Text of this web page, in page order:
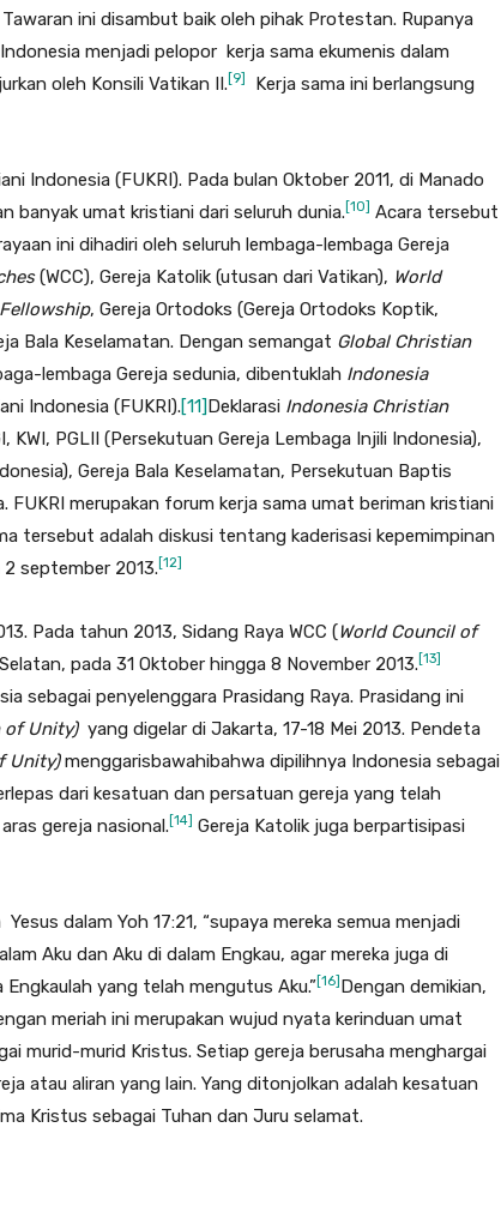
ini disambut baik oleh pihak Protestan. Rupanya
menjadi pelopor kerja sama ekumenis dalam
oleh Konsili Vatikan II. [9]
Kerja sama ini berlangsung
Indonesia (FUKRI). Pada bulan Oktober 2011, di Manado
banyak umat kristiani dari seluruh dunia. [10] Acara tersebut
ini dihadiri oleh seluruh lembaga-lembaga Gereja
(WCC), Gereja Katolik (utusan dari Vatikan), World
, Gereja Ortodoks (Gereja Ortodoks Koptik,
Bala Keselamatan. Dengan semangat Global Christian
lembaga Gereja sedunia, dibentuklah Indonesia
Indonesia (FUKRI).[11]Deklarasi Indonesia Christian
PGLII (Persekutuan Gereja Lembaga Injili Indonesia),
Gereja Bala Keselamatan, Persekutuan Baptis
FUKRI merupakan forum kerja sama umat beriman kristiani
tersebut adalah diskusi tentang kaderisasi kepemimpinan
september 2013. [12]
Pada tahun 2013, Sidang Raya WCC (World Council of
pada 31 Oktober hingga 8 November 2013. [13]
sebagai penyelenggara Prasidang Raya. Prasidang ini
of Unity)yang digelar di Jakarta, 17-18 Mei 2013. Pendeta
Unity)menggarisbawahibahwa dipilihnya Indonesia sebagai
dari kesatuan dan persatuan gereja yang telah
gereja nasional. [14] Gereja Katolik juga berpartisipasi
dalam Yoh 17:21, “supaya mereka semua menjadi
Aku dan Aku di dalam Engkau, agar mereka juga di
yang telah mengutus Aku.”[16] Dengan demikian,
meriah ini merupakan wujud nyata kerinduan umat
murid-murid Kristus. Setiap gereja berusaha menghargai
atau aliran yang lain. Yang ditonjolkan adalah kesatuan
Kristus sebagai Tuhan dan Juru selamat.